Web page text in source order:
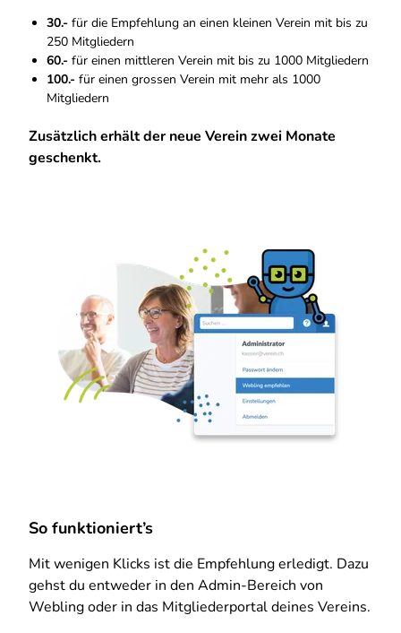
30.- für die Empfehlung an einen kleinen Verein mit bis zu
250 Mitgliedern
60.- für einen mittleren Verein mit bis zu 1000 Mitgliedern
100.- für einen grossen Verein mit mehr als 1000
Mitgliedern
Zusätzlich erhält der neue Verein zwei Monate
geschenkt.
So funktioniert’s
Mit wenigen Klicks ist die Empfehlung erledigt. Dazu
gehst du entweder in den Admin-Bereich von
Webling oder in das Mitgliederportal deines Vereins.